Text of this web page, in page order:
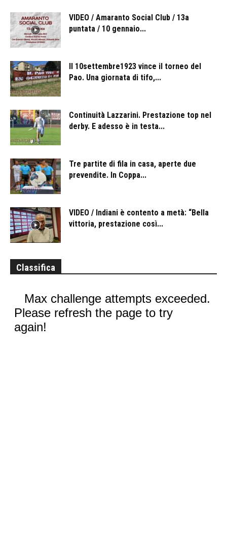
VIDEO / Amaranto Social Club / 13a
puntata / 10 gennaio...
Il 10settembre1923 vince il torneo del
Pao. Una giornata di tifo,...
Continuità Lazzarini. Prestazione top nel
derby. E adesso è in testa...
Tre partite di fila in casa, aperte due
prevendite. In Coppa...
VIDEO / Indiani è contento a metà: “Bella
vittoria, prestazione così...
Classifica